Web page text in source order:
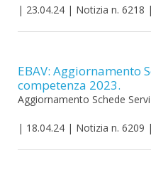
| 23.04.24 | Notizia n. 6218 |
EBAV: Aggiornamento
competenza 2023.
Aggiornamento Schede
| 18.04.24 | Notizia n. 6209 |